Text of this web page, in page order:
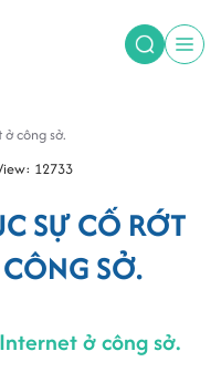
công sở.
12733
SỰ CỐ RỚT
SỞ.
ở công sở.